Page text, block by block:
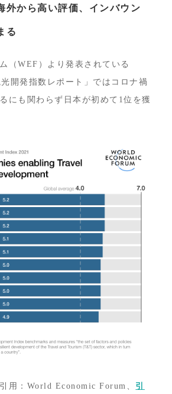
外から高い評価、インバウン
る
（WEF）より発表されている
光開発指数レポート」ではコロナ禍
にも関わらず日本が初めて1位を獲
用：World Economic Forum、 引